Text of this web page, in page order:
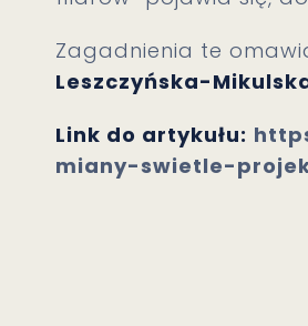
Zagadnienia te
Leszczyńska-
Link do artykułu:
miany-swietle-